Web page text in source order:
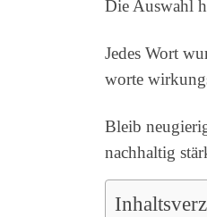
Die Auswahl
Jedes Wort
worte
Bleib
nachhaltig